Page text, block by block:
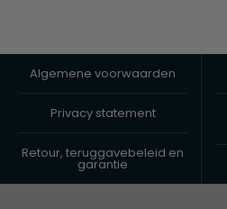
Algemene voorwaarden
Privacy statement
Retour, teruggavebeleid en
garantie